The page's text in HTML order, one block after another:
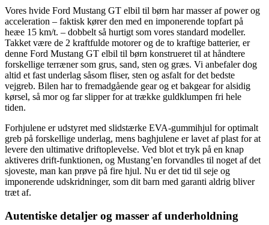
Vores hvide Ford Mustang GT elbil til børn har masser af power og
acceleration – faktisk kører den med en imponerende topfart på
heæe 15 km/t. – dobbelt så hurtigt som vores standard modeller.
Takket være de 2 kraftfulde motorer og de to kraftige batterier, er
denne Ford Mustang GT elbil til børn konstrueret til at håndtere
forskellige terræner som grus, sand, sten og græs. Vi anbefaler dog
altid et fast underlag såsom fliser, sten og asfalt for det bedste
vejgreb. Bilen har to fremadgående gear og et bakgear for alsidig
kørsel, så mor og far slipper for at trække guldklumpen fri hele
tiden.
Forhjulene er udstyret med slidstærke EVA-gummihjul for optimalt
greb på forskellige underlag, mens baghjulene er lavet af plast for at
levere den ultimative driftoplevelse. Ved blot et tryk på en knap
aktiveres drift-funktionen, og Mustang’en forvandles til noget af det
sjoveste, man kan prøve på fire hjul. Nu er det tid til seje og
imponerende udskridninger, som dit barn med garanti aldrig bliver
træt af.
Autentiske detaljer og masser af underholdning